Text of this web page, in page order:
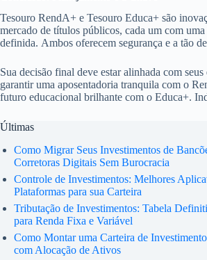
Tesouro RendA+ e Tesouro Educa+ são
mercado de títulos públicos, cada um com
definida. Ambos oferecem segurança e a tão
financeiro de longo prazo.
Sua decisão final deve estar alinhada com
garantir uma aposentadoria tranquila com o
futuro educacional brilhante com o Educa+.
futuro mais seguro e próspero.
Últimas
Como Migrar Seus Investimentos de
Corretoras Digitais Sem Burocracia
Controle de Investimentos: Melhores
Plataformas para sua Carteira
Tributação de Investimentos: Tabela
para Renda Fixa e Variável
Como Montar uma Carteira de
com Alocação de Ativos